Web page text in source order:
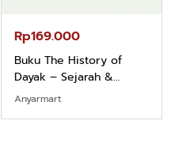
Rp169.000
Buku The History of
Dayak – Sejarah &
Identitas Borneo Asli
Anyarmart